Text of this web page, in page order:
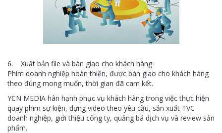
6. Xuất bản file và bàn giao cho khách hàng
Phim doanh nghiệp hoàn thiện, được bàn giao cho khách hàng
theo đúng mong muốn, thời gian đã cam kết.
YCN MEDIA hân hạnh phục vụ khách hàng trong việc thực hiện
quay phim sự kiện, dựng video theo yêu cầu, sản xuất TVC
doanh nghiệp, giới thiệu công ty, quảng bá dịch vụ và review sản
phẩm.